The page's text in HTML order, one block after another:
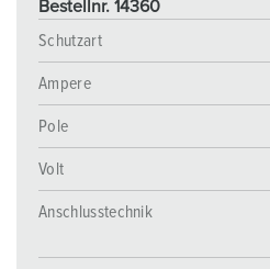
Bestellnr. 14360
Schutzart
Ampere
Pole
Volt
Anschlusstechnik